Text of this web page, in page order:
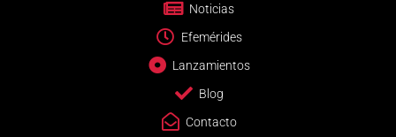
Noticias
Efemérides
Lanzamientos
Blog
Contacto